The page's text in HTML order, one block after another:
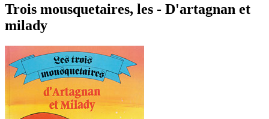
Trois mousquetaires, les - D'artagnan et
milady